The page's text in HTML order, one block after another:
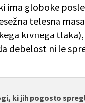
ima globoke
telesna
krvnega
debelost ni le
ki jih pogosto